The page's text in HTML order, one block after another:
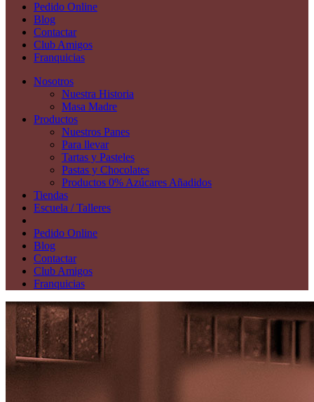
Pedido Online
Blog
Contactar
Club Amigos
Franquicias
Nosotros
Nuestra Historia
Masa Madre
Productos
Nuestros Panes
Para llevar
Tartas y Pasteles
Pastas y Chocolates
Productos 0% Azúcares Añadidos
Tiendas
Escuela / Talleres
Pedido Online
Blog
Contactar
Club Amigos
Franquicias